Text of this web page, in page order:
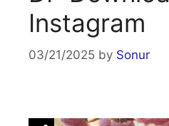
Instagram
03/21/2025 by Sonur